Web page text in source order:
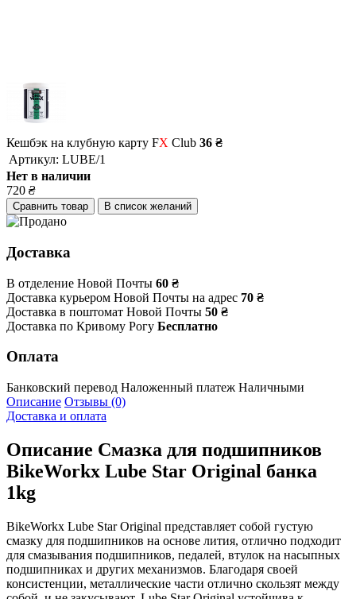
Кешбэк на клубную карту FX Club 36 ₴
Артикул: LUBE/1
Нет в наличии
720 ₴
Сравнить товар В список желаний
Доставка
В отделение Новой Почты 60 ₴
Доставка курьером Новой Почты на адрес 70 ₴
Доставка в поштомат Новой Почты 50 ₴
Доставка по Кривому Рогу Бесплатно
Оплата
Банковский перевод Наложенный платеж Наличными
Описание Отзывы (0)
Доставка и оплата
Описание Смазка для подшипников
BikeWorkx Lube Star Original банка
1kg
BikeWorkx Lube Star Original представляет собой густую
смазку для подшипников на основе лития, отлично подходит
для смазывания подшипников, педалей, втулок на насыпных
подшипниках и других механизмов. Благодаря своей
консистенции, металлические части отлично скользят между